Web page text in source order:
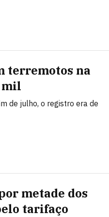
terremotos na
mil
de julho, o registro era de
metade dos
tarifaço